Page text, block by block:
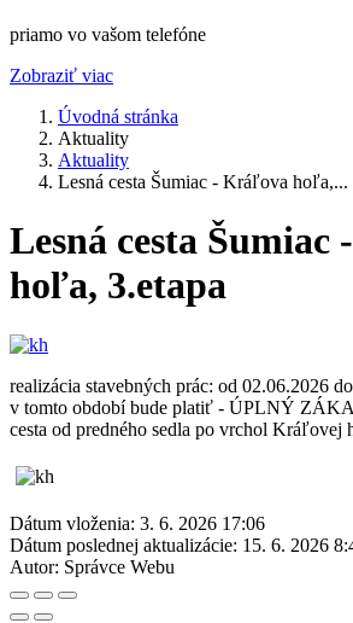
priamo vo vašom telefóne
Zobraziť viac
Úvodná stránka
Aktuality
Aktuality
Lesná cesta Šumiac - Kráľova hoľa,...
Lesná cesta
hoľa, 3.etapa
realizácia stavebných prác: od 02.06.2026
v tomto období bude platiť - ÚPLNÝ
cesta od predného sedla po vrchol Kráľovej
Dátum vloženia: 3. 6. 2026 17:06
Dátum poslednej aktualizácie: 15. 6. 2026
Autor: Správce Webu